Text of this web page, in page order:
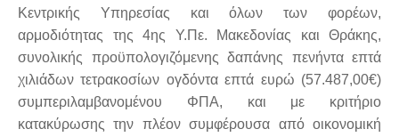
Κεντρικής Υπηρεσίας και όλων των φορέων,
αρμοδιότητας της 4ης Υ.Πε. Μακεδονίας και Θράκης,
συνολικής προϋπολογιζόμενης δαπάνης πενήντα επτά
χιλιάδων τετρακοσίων ογδόντα επτά ευρώ (57.487,00€)
συμπεριλαμβανομένου ΦΠΑ, και με κριτήριο
κατακύρωσης την πλέον συμφέρουσα από οικονομική